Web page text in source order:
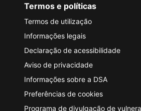
Termos e políticas
Termos de utilização
Informações legais
Declaração de acessibilidade
Aviso de privacidade
Informações sobre a DSA
Preferências de cookies
Programa de divulgação de